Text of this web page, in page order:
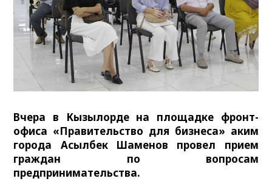
Вчера в Кызылорде на площадке фронт-
офиса «Правительство для бизнеса» аким
города Асылбек Шаменов провел прием
граждан по вопросам
предпринимательства.